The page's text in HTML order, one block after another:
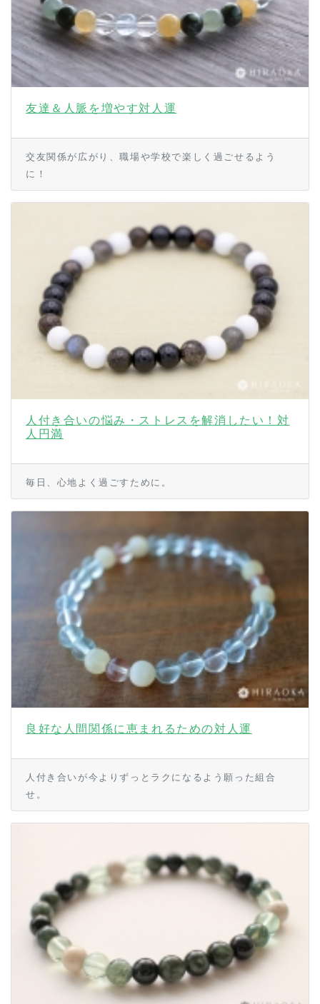
友達＆人脈を増やす対人運
交友関係が広がり、職場や学校で楽しく過ごせるよう
に！
人付き合いの悩み・ストレスを解消したい！対
人円満
毎日、心地よく過ごすために。
良好な人間関係に恵まれるための対人運
人付き合いが今よりずっとラクになるよう願った組合
せ。